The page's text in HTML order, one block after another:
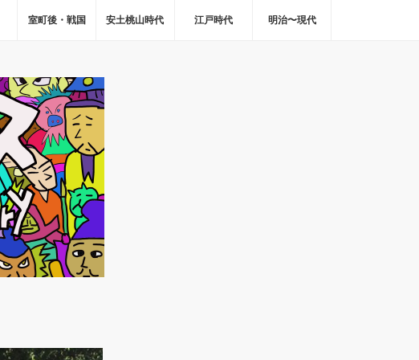
室町後・戦国 安土桃山時代 江戸時代 明治〜現代